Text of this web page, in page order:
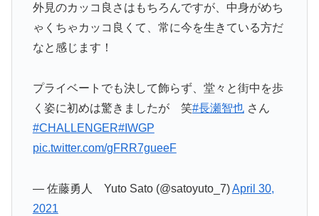
外見のカッコ良さはもちろんですが、中身がめち
ゃくちゃカッコ良くて、常に今を生きている方だ
なと感じます！
プライベートでも決して飾らず、堂々と街中を歩
く姿に初めは驚きましたが 笑#長瀬智也さん
#CHALLENGER#IWGP
pic.twitter.com/gFRR7gueeF
— 佐藤勇人 Yuto Sato (@satoyuto_7)April 30,
2021